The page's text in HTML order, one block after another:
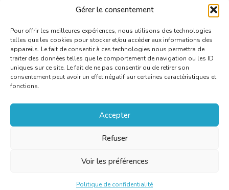
Gérer le consentement
Pour offrir les meilleures expériences, nous utilisons des technologies
telles que les cookies pour stocker et/ou accéder aux informations des
appareils. Le fait de consentir à ces technologies nous permettra de
traiter des données telles que le comportement de navigation ou les ID
uniques sur ce site. Le fait de ne pas consentir ou de retirer son
consentement peut avoir un effet négatif sur certaines caractéristiques et
fonctions.
Accepter
Refuser
Voir les préférences
Politique de confidentialité